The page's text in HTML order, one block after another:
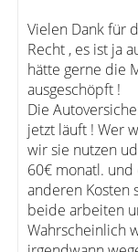
Vielen Dank für
Recht , es ist ja
hätte gerne die
ausgeschöpft !
Die
jetzt läuft ! Wer
wir sie nutzen
60€ monatl. und
anderen Kosten
beide arbeiten
Wahrscheinlich